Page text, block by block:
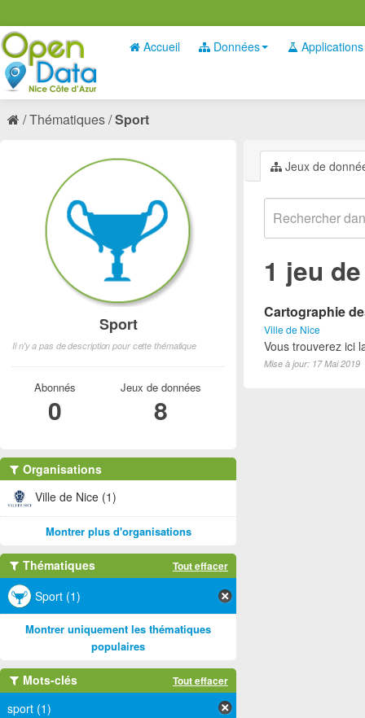
Accueil Données Applications
Thématiques Sport
Jeux de
1 jeu
Cartographie
Ville de Nice
Vous trouverez ici
Mise à jour: 17 Mai 2019
Sport
Il n'y a pas de description pour cette thématique
Abonnés
0
Jeux de données
8
Organisations
Ville de Nice (1)
Montrer plus d'organisations
Thématiques Tout effacer
Sport (1)
Montrer uniquement les thématiques
populaires
Mots-clés Tout effacer
sport (1)